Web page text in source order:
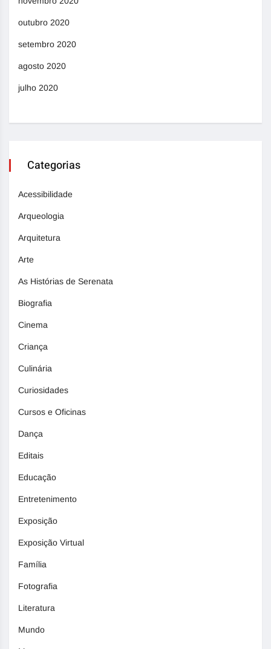
outubro 2020
setembro 2020
agosto 2020
julho 2020
Categorias
Acessibilidade
Arqueologia
Arquitetura
Arte
As Histórias de Serenata
Biografia
Cinema
Criança
Culinária
Curiosidades
Cursos e Oficinas
Dança
Editais
Educação
Entretenimento
Exposição
Exposição Virtual
Família
Fotografia
Literatura
Mundo